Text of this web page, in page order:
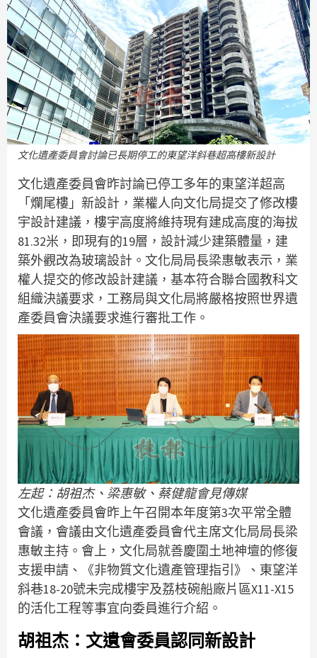
文化遺產委員會討論已長期停工的東望洋斜巷超高樓新設計
文化遺產委員會昨討論已停工多年的東望洋超高
「爛尾樓」新設計，業權人向文化局提交了修改樓
宇設計建議，樓宇高度將維持現有建成高度的海拔
81.32米，即現有的19層，設計減少建築體量，建
築外觀改為玻璃設計。文化局局長梁惠敏表示，業
權人提交的修改設計建議，基本符合聯合國教科文
組織決議要求，工務局與文化局將嚴格按照世界遺
產委員會決議要求進行審批工作。
左起：胡祖杰、梁惠敏、蔡健龍會見傳媒
文化遺產委員會昨上午召開本年度第3次平常全體
會議，會議由文化遺產委員會代主席文化局局長梁
惠敏主持。會上，文化局就善慶圍土地神壇的修復
支援申請、《非物質文化遺產管理指引》、東望洋
斜巷18-20號未完成樓宇及荔枝碗船廠片區X11-X15
的活化工程等事宜向委員進行介紹。
胡祖杰：文遺會委員認同新設計